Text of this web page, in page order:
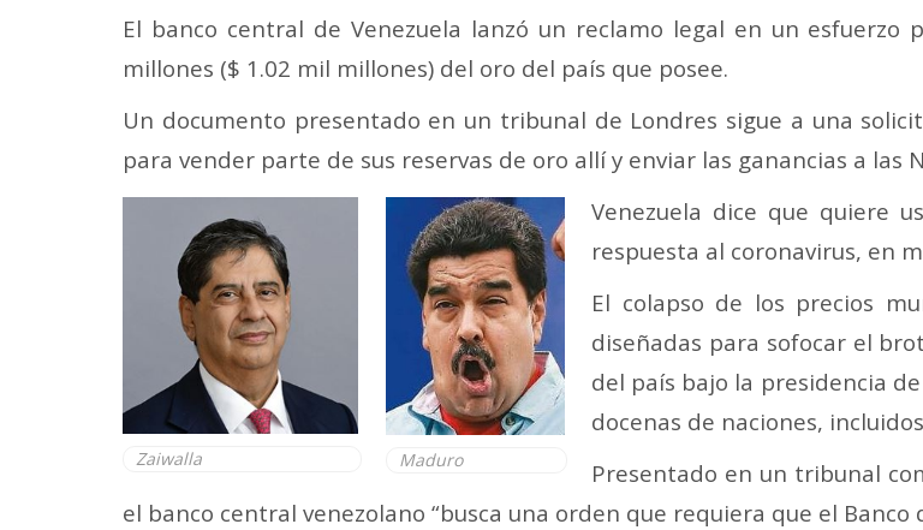
El banco central de Venezuela lanzó un reclamo legal en un
millones ($ 1.02 mil millones) del oro del país que posee.
Un documento presentado en un tribunal de Londres sigue a una
para vender parte de sus reservas de oro allí y enviar las ganancias a las
Zaiwalla Maduro
Venezuela dice que quiere
respuesta al coronavirus, en
El colapso de los precios
diseñadas para sofocar el
del país bajo la presidencia
docenas de naciones,
Presentado en un tribunal
el banco central venezolano “busca una orden que requiera que el